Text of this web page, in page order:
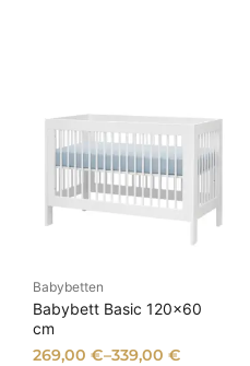
Babybetten
Babybett Basic 120×60
cm
269,00€–339,00€